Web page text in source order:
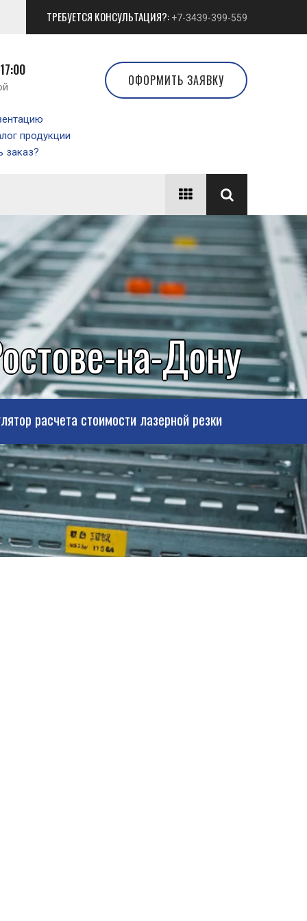
ТРЕБУЕТСЯ КОНСУЛЬТАЦИЯ?: +7-3439-399-559
продукции
заказ?
ОФОРМИТЬ ЗАЯВКУ
на-Дону
расчета стоимости лазерной резки